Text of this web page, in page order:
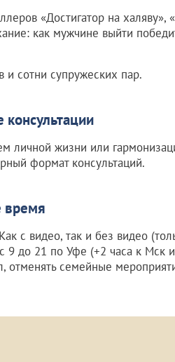
«Достигатор на
как мужчине выйти
и сотни супружеских пар.
личной жизни или
формат консультаций.
время
с видео, так и без видео
9 до 21 по Уфе (+2 часа к
отменять семейные